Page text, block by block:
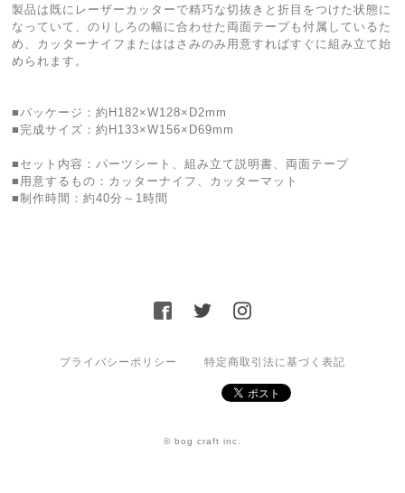
製品は既にレーザーカッターで精巧な切抜きと折目をつけた状態に
なっていて、のりしろの幅に合わせた両面テープも付属しているた
め、カッターナイフまたははさみのみ用意すればすぐに組み立て始
められます。
■パッケージ：約H182×W128×D2mm
■完成サイズ：約H133×W156×D69mm
■セット内容：パーツシート、組み立て説明書、両面テープ
■用意するもの：カッターナイフ、カッターマット
■制作時間：約40分～1時間
プライバシーポリシー 特定商取引法に基づく表記
© bog craft inc.